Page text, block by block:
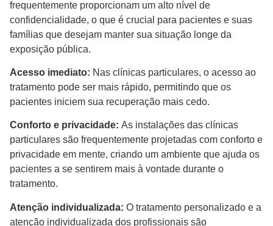
frequentemente proporcionam um alto nível de
confidencialidade, o que é crucial para pacientes e suas
famílias que desejam manter sua situação longe da
exposição pública.
Acesso imediato: Nas clínicas particulares, o acesso ao
tratamento pode ser mais rápido, permitindo que os
pacientes iniciem sua recuperação mais cedo.
Conforto e privacidade: As instalações das clínicas
particulares são frequentemente projetadas com conforto e
privacidade em mente, criando um ambiente que ajuda os
pacientes a se sentirem mais à vontade durante o
tratamento.
Atenção individualizada: O tratamento personalizado e a
atenção individualizada dos profissionais são